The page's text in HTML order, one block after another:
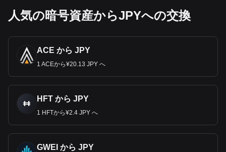
人気の暗号資産からJPYへの交換
ACE から JPY
1 ACEから¥20.13 JPY へ
HFT から JPY
1 HFTから¥2.4 JPY へ
GWEI から JPY